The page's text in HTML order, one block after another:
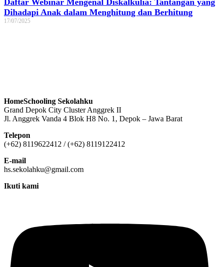
Daftar Webinar Mengenal Diskalkulia: Tantangan yang
Dihadapi Anak dalam Menghitung dan Berhitung
17/07/2025
HomeSchooling Sekolahku
Grand Depok City Cluster Anggrek II
Jl. Anggrek Vanda 4 Blok H8 No. 1, Depok – Jawa Barat
Telepon
(+62) 8119622412 / (+62) 8119122412
E-mail
hs.sekolahku@gmail.com
Ikuti kami